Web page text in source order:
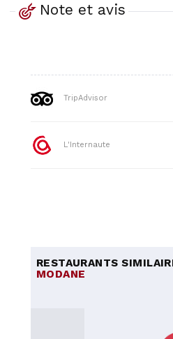
Note et avis
TripAdvisor
L'Internaute
RESTAURANTS
MODANE